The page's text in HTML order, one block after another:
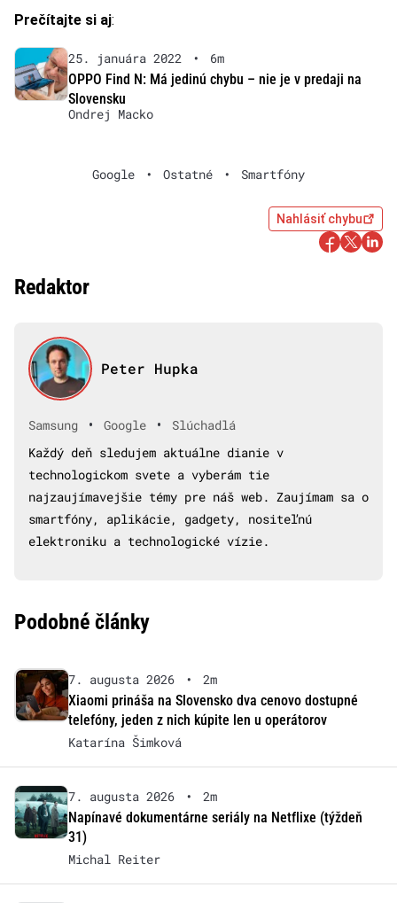
Prečítajte si aj:
25. januára 2022 •
6m
OPPO Find N: Má jedinú chybu – nie je v predaji na
Slovensku
Ondrej Macko
Google • Ostatné • Smartfóny
Nahlásiť chybu
Redaktor
Peter Hupka
Samsung • Google •
Slúchadlá
Každý deň sledujem aktuálne dianie v
technologickom svete a vyberám tie
najzaujímavejšie témy pre náš web. Zaujímam sa o
smartfóny, aplikácie, gadgety, nositeľnú
elektroniku a technologické vízie.
Podobné články
7. augusta 2026 •
2m
Xiaomi prináša na Slovensko dva cenovo dostupné
telefóny, jeden z nich kúpite len u operátorov
Katarína Šimková
7. augusta 2026 •
2m
Napínavé dokumentárne seriály na Netflixe (týždeň
31)
Michal Reiter